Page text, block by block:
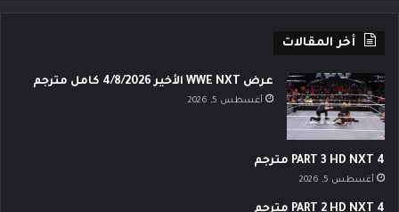
أخر المقالات
عرض WWE NXT الأخير 4/8/2026 كامل مترجم
أغسطس 5, 2026
PART 3 HD NXT 4 مترجم
أغسطس 5, 2026
PART 2 HD NXT 4 مترجم